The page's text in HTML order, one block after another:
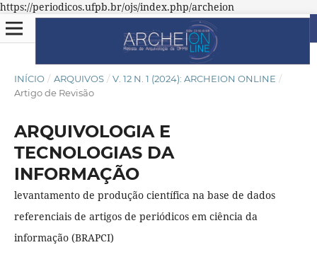
https://periodicos.ufpb.br/ojs/index.php/archeion
INÍCIO / ARQUIVOS / V. 12 N. 1 (2024): ARCHEION ONLINE /
Artigo de Revisão
ARQUIVOLOGIA E
TECNOLOGIAS DA
INFORMAÇÃO
levantamento de produção científica na base de dados
referenciais de artigos de periódicos em ciência da
informação (BRAPCI)